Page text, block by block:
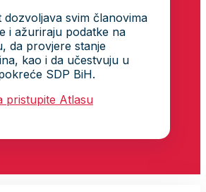
dozvoljava svim članovima
i ažuriraju podatke na
da provjere stanje
kao i da učestvuju u
SDP BiH.
pristupite Atlasu